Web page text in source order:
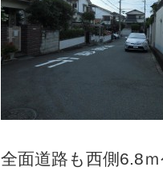
全面道路も西側6.8